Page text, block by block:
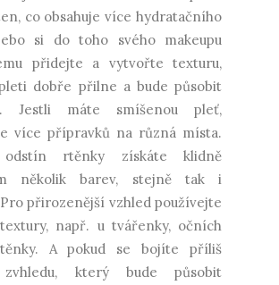
co obsahuje více hydratačního
si do toho svého makeupu
přidejte a vytvořte texturu,
dobře přilne a bude působit
Jestli máte smíšenou pleť,
více přípravků na různá místa.
odstín rtěnky získáte klidně
několik barev, stejně tak i
přirozenější vzhled používejte
např. u tvářenky, očních
A pokud se bojíte příliš
zvhledu, který bude působit